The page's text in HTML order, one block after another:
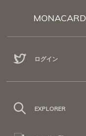
MONACARD
ログイン
EXPLORER